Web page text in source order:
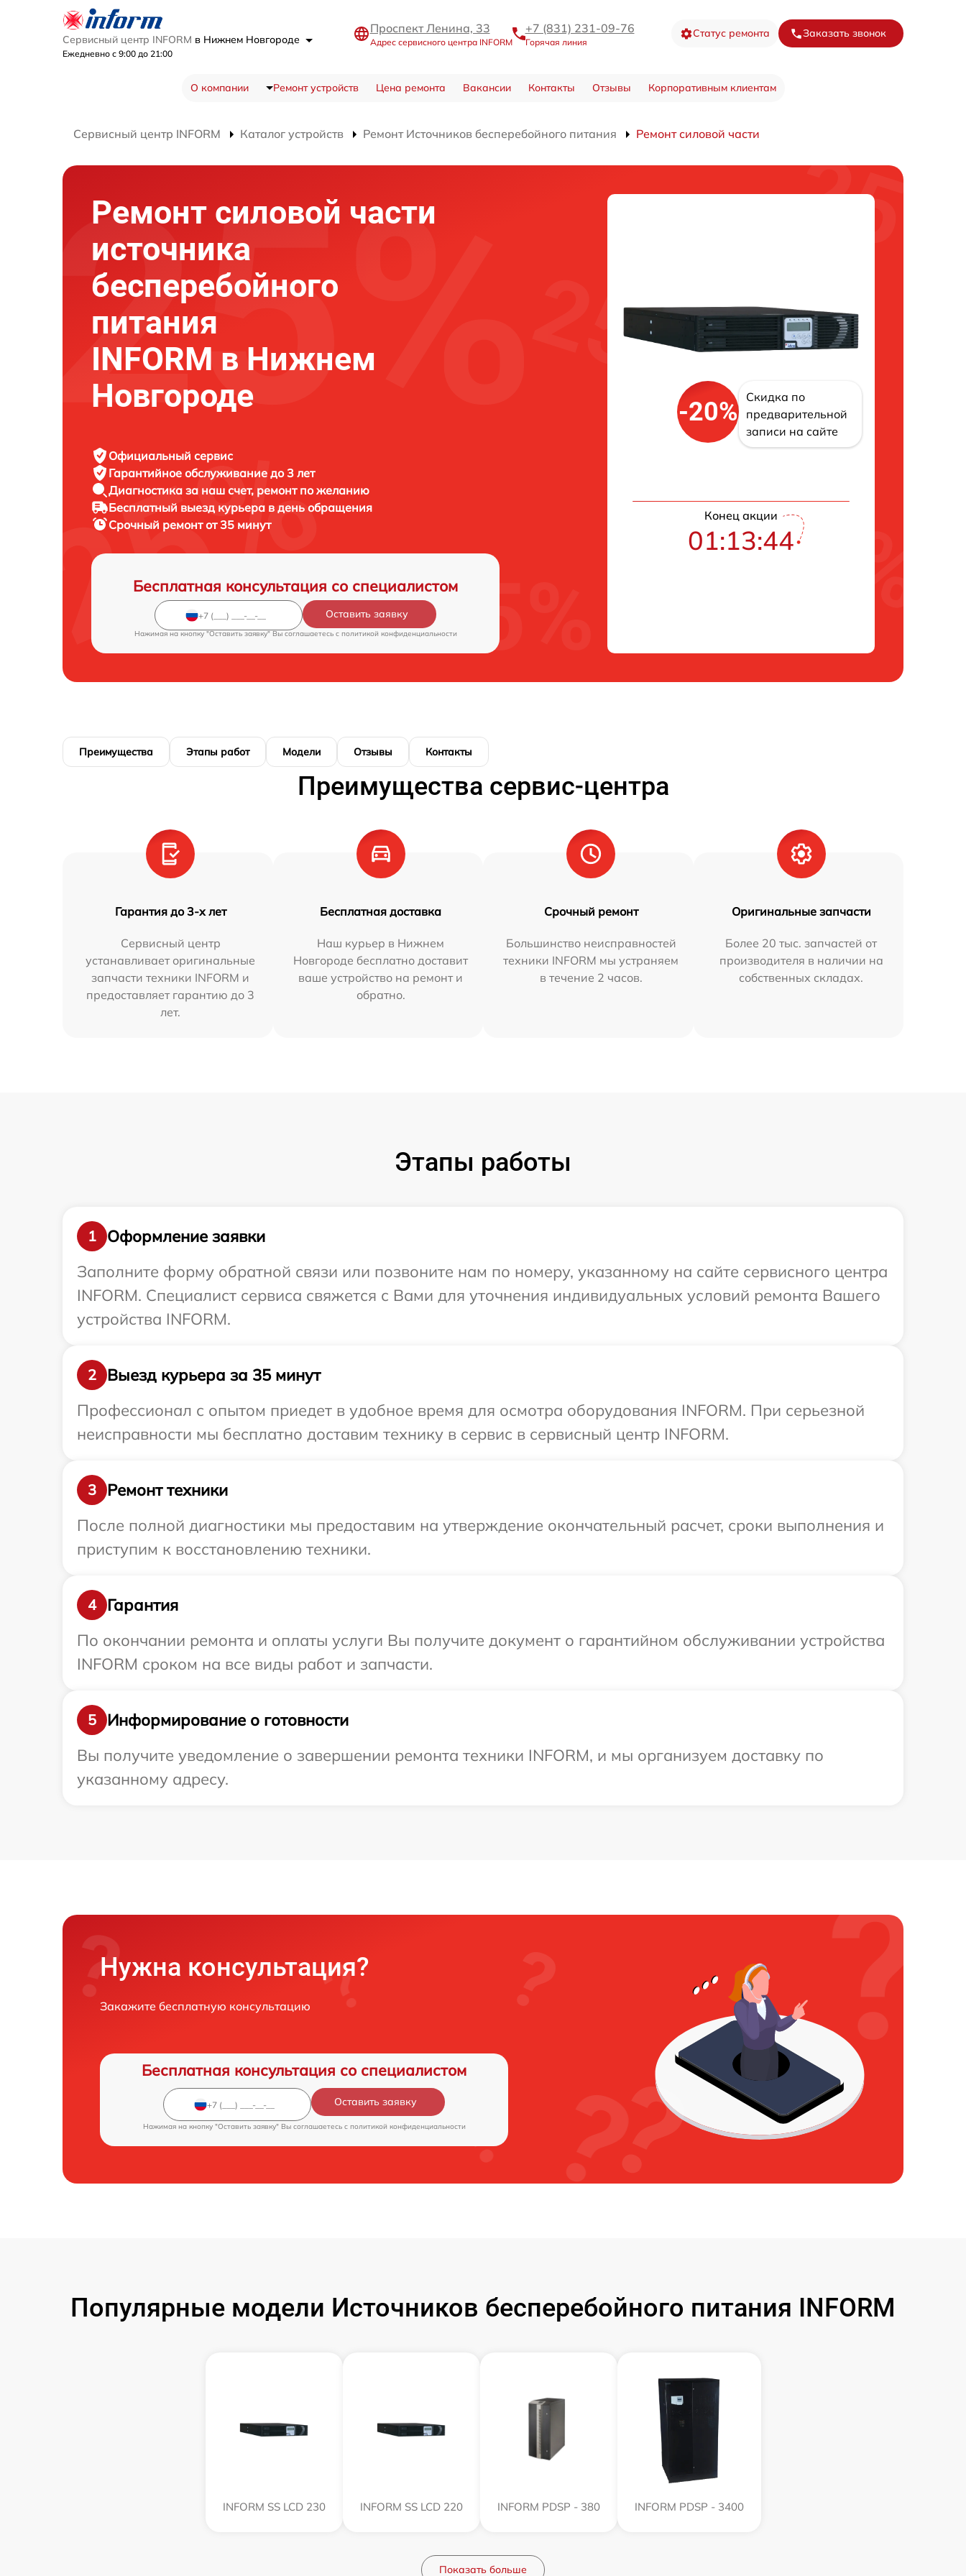
Сервисный центр INFORM в Нижнем Новгороде
Ежедневно с 9:00 до 21:00
Проспект Ленина, 33
Адрес сервисного центра INFORM
+7 (831) 231-09-76
Горячая линия
Статус ремонта Заказать звонок
О компании Ремонт устройств Цена ремонта Вакансии Контакты Отзывы Корпоративным клиентам
Сервисный центр INFORM Каталог устройств Ремонт Источников бесперебойного питания Ремонт силовой части
Ремонт силовой части
источника
бесперебойного
питания
INFORM в Нижнем
Новгороде
Официальный сервис
Гарантийное обслуживание до 3 лет
Диагностика за наш счет, ремонт по желанию
Бесплатный выезд курьера в день обращения
Срочный ремонтот 35 минут
Бесплатная консультация со специалистом
Оставить заявку
Нажимая на кнопку "Оставить заявку" Вы соглашаетесь c политикой конфиденциальности
-20%
Скидка по
предварительной
записи на сайте
Конец акции
01:13:42
Преимущества Этапы работ Модели Отзывы Контакты
Преимущества сервис-центра
Гарантия до 3-х лет
Сервисный центр
устанавливает оригинальные
запчасти техники INFORM и
предоставляет гарантию до 3
лет.
Бесплатная доставка
Наш курьер в Нижнем
Новгороде бесплатно доставит
ваше устройство на ремонт и
обратно.
Срочный ремонт
Большинство неисправностей
техники INFORM мы устраняем
в течение 2 часов.
Оригинальные запчасти
Более 20 тыс. запчастей от
производителя в наличии на
собственных складах.
Этапы работы
1
Оформление заявки
Заполните форму обратной связи или позвоните нам по номеру, указанному на сайте сервисного центра
INFORM. Специалист сервиса свяжется с Вами для уточнения индивидуальных условий ремонта Вашего
устройства INFORM.
2
Выезд курьера за 35 минут
Профессионал с опытом приедет в удобное время для осмотра оборудования INFORM. При серьезной
неисправности мы бесплатно доставим технику в сервис в сервисный центр INFORM.
3
Ремонт техники
После полной диагностики мы предоставим на утверждение окончательный расчет, сроки выполнения и
приступим к восстановлению техники.
4
Гарантия
По окончании ремонта и оплаты услуги Вы получите документ о гарантийном обслуживании устройства
INFORM сроком на все виды работ и запчасти.
5
Информирование о готовности
Вы получите уведомление о завершении ремонта техники INFORM, и мы организуем доставку по
указанному адресу.
Нужна консультация?
Закажите бесплатную консультацию
Бесплатная консультация со специалистом
Оставить заявку
Нажимая на кнопку "Оставить заявку" Вы соглашаетесь c политикой конфиденциальности
Популярные модели Источников бесперебойного питания INFORM
INFORM SS LCD 230 INFORM SS LCD 220 INFORM PDSP - 380 INFORM PDSP - 3400
Показать больше